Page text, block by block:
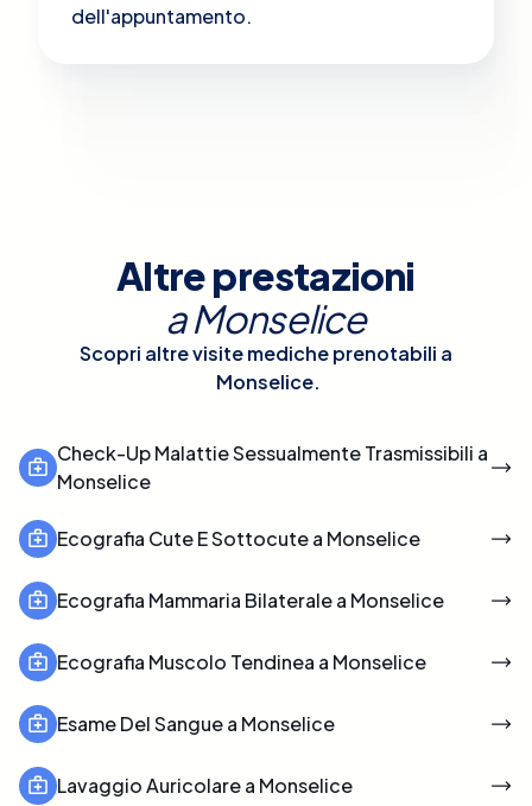
dell'appuntamento.
Altre prestazioni
aMonselice
Scopri altre visite mediche prenotabili a
Monselice.
Check-Up Malattie Sessualmente Trasmissibili a
Monselice
Ecografia Cute E Sottocute a Monselice
Ecografia Mammaria Bilaterale a Monselice
Ecografia Muscolo Tendinea a Monselice
Esame Del Sangue a Monselice
Lavaggio Auricolare a Monselice